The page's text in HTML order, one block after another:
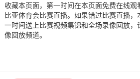
收藏本页面，第一时间在本页面免费在线观
比亚体育会比赛直播。如果错过比赛直播
一时间送上比赛视频集锦和全场录像回放
像回放频道。